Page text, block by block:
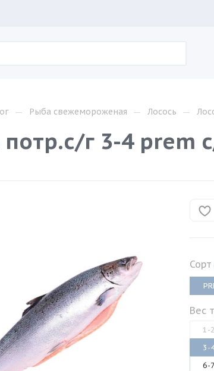
— Рыба свежемороженая — Лосось —
потр.с/г 3-4 prem
Сорт
Вес
1-
3-
6-